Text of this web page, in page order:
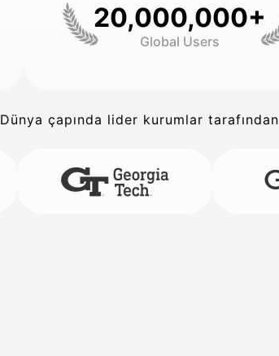
20,000,000+
Global Users
Dünya çapında lider kurumlar